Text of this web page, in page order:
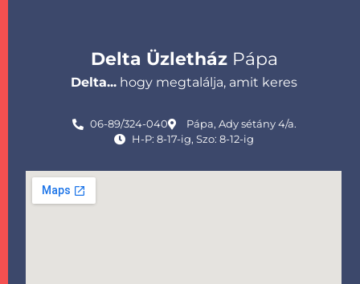
Delta ÜzletházPápa
Delta... hogy megtalálja, amit keres
06-89/324-040
Pápa, Ady sétány 4/a.
H-P: 8-17-ig, Szo: 8-12-ig